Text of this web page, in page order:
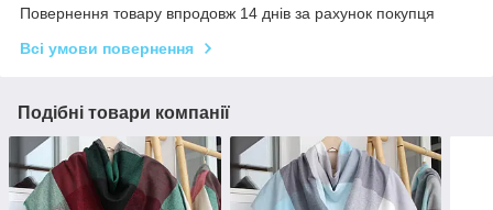
Повернення товару впродовж 14 днів за рахунок покупця
Всі умови повернення
Подібні товари компанії